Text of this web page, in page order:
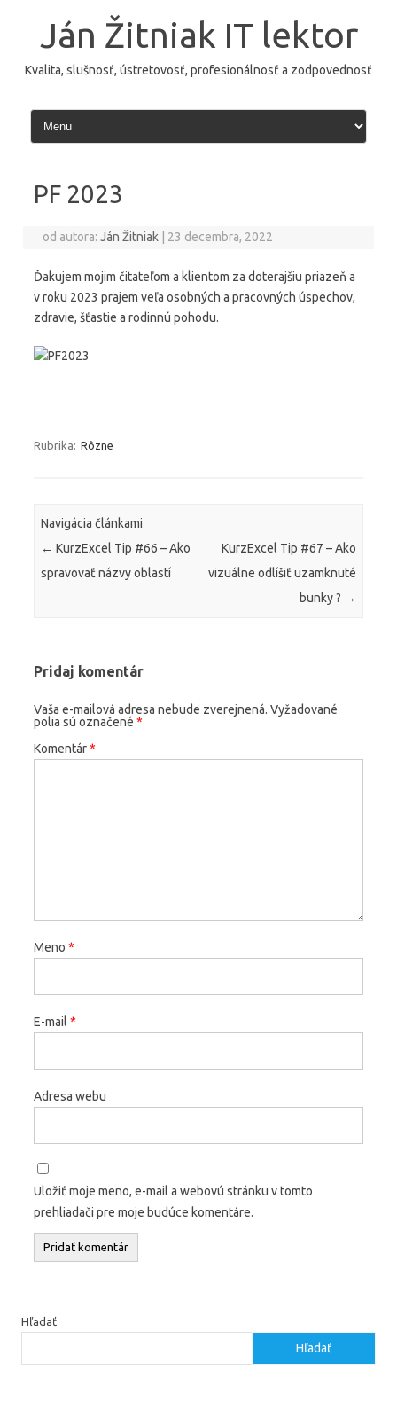
Ján Žitniak IT lektor
Kvalita, slušnosť, ústretovosť, profesionálnosť a zodpovednosť
PF 2023
od autora:Ján Žitniak 23 decembra, 2022
Ďakujem mojim čitateľom a klientom za doterajšiu priazeň a
v roku 2023 prajem veľa osobných a pracovných úspechov,
zdravie, šťastie a rodinnú pohodu.
Rubrika: Rôzne
Navigácia článkami
← KurzExcel Tip #66 – Ako
spravovať názvy oblastí
KurzExcel Tip #67 – Ako
vizuálne odlíšiť uzamknuté
bunky ? →
Pridaj komentár
Vaša e-mailová adresa nebude zverejnená. Vyžadované
polia sú označené *
Komentár*
Meno *
E-mail *
Adresa webu
Uložiť moje meno, e-mail a webovú stránku v tomto
prehliadači pre moje budúce komentáre.
Hľadať
Hľadať